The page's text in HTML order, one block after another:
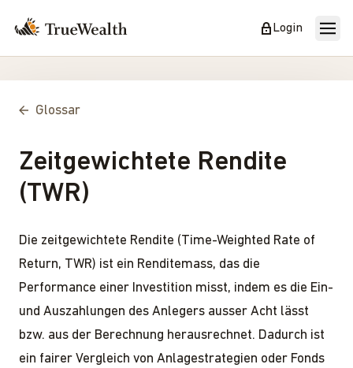
Login
Glossar
Zeitgewichtete Rendite
(TWR)
Die zeitgewichtete Rendite (Time-Weighted Rate of
Return, TWR) ist ein Renditemass, das die
Performance einer Investition misst, indem es die Ein-
und Auszahlungen des Anlegers ausser Acht lässt
bzw. aus der Berechnung herausrechnet. Dadurch ist
ein fairer Vergleich von Anlagestrategien oder Fonds